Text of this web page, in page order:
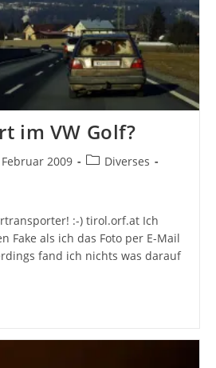
im VW Golf?
2009
Beitrags-
Diverses
:-) tirol.orf.at Ich
Fake als ich das Foto per E-Mail
fand ich nichts was darauf